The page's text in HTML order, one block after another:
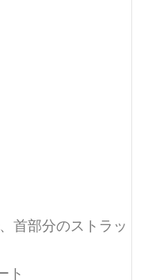
首部分のストラッ
ト